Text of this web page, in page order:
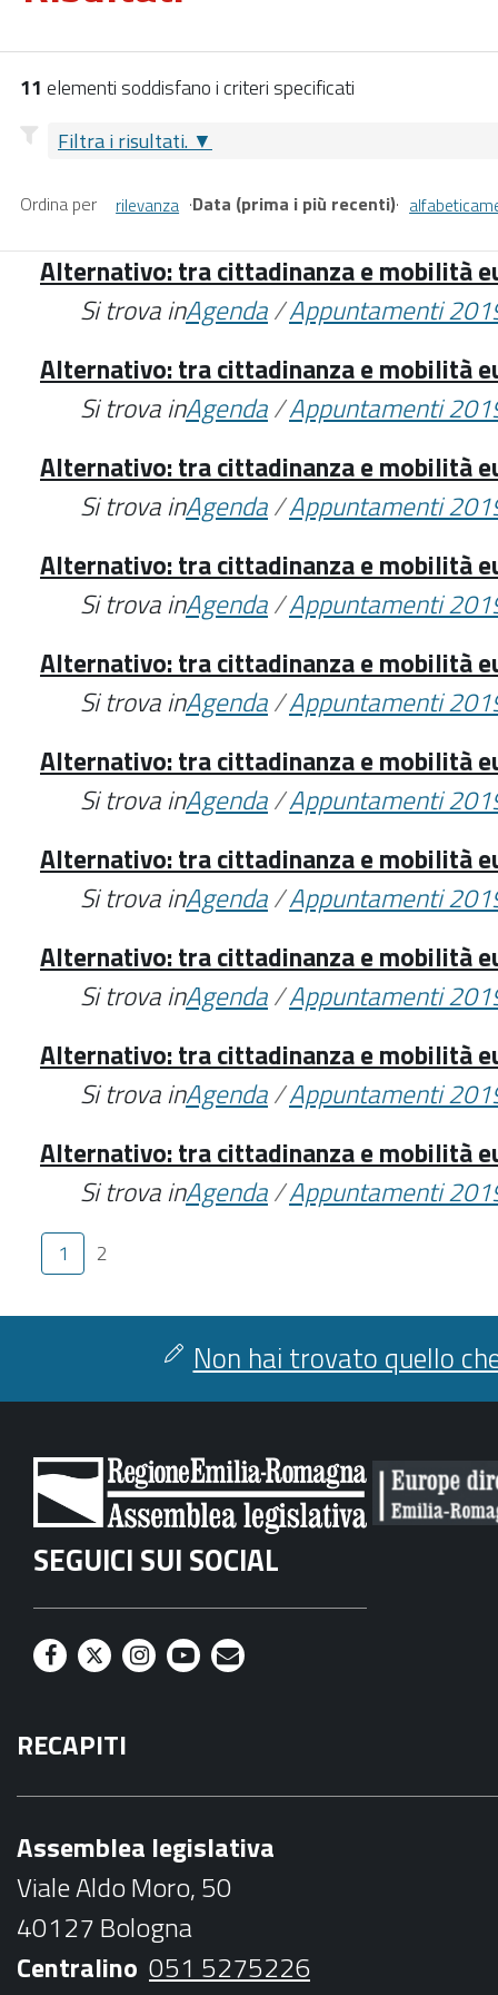
11 elementi soddisfano i criteri specificati
Filtra i risultati.
Ordina per rilevanza ·Data (prima i più recenti)·
Alternativo: tra cittadinanza e mobilità
Si trova inAgenda/Appuntamenti
Alternativo: tra cittadinanza e mobilità
Si trova inAgenda/Appuntamenti
Alternativo: tra cittadinanza e mobilità
Si trova inAgenda/Appuntamenti
Alternativo: tra cittadinanza e mobilità
Si trova inAgenda/Appuntamenti
Alternativo: tra cittadinanza e mobilità
Si trova inAgenda/Appuntamenti
Alternativo: tra cittadinanza e mobilità
Si trova inAgenda/Appuntamenti
Alternativo: tra cittadinanza e mobilità
Si trova inAgenda/Appuntamenti
Alternativo: tra cittadinanza e mobilità
Si trova inAgenda/Appuntamenti
Alternativo: tra cittadinanza e mobilità
Si trova inAgenda/Appuntamenti
Alternativo: tra cittadinanza e mobilità
Si trova inAgenda/Appuntamenti
1 2
Non hai trovato quello
SEGUICI SUI SOCIAL
F
c
e
o
k
T
i
t
r
I
t
r
a
m
Y
t
b
e
M
l
RECAPITI
Assemblea legislativa
Viale Aldo Moro, 50
40127 Bologna
Centralino 051 5275226